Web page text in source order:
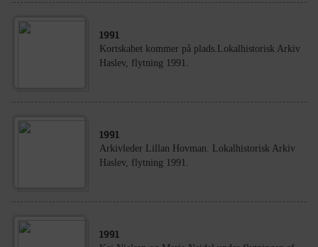
1991
Kortskabet kommer på plads.Lokalhistorisk Arkiv
Haslev, flytning 1991.
1991
Arkivleder Lillan Hovman. Lokalhistorisk Arkiv
Haslev, flytning 1991.
1991